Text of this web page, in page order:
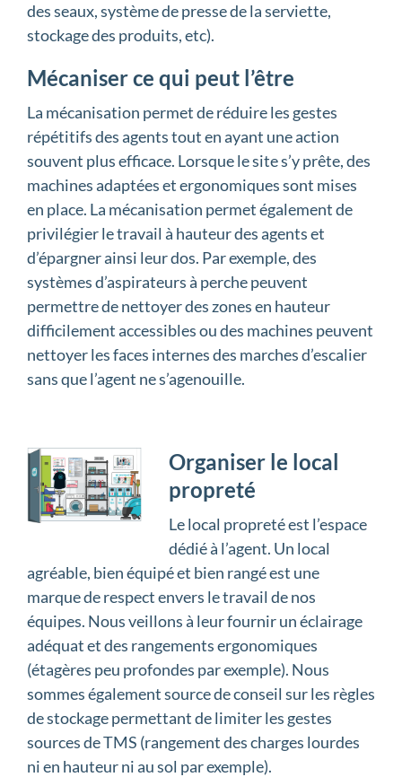
des seaux, système de presse de la serviette,
stockage des produits, etc).
Mécaniser ce qui peut l’être
La mécanisation permet de réduire les gestes
répétitifs des agents tout en ayant une action
souvent plus efficace. Lorsque le site s’y prête, des
machines adaptées et ergonomiques sont mises
en place. La mécanisation permet également de
privilégier le travail à hauteur des agents et
d’épargner ainsi leur dos. Par exemple, des
systèmes d’aspirateurs à perche peuvent
permettre de nettoyer des zones en hauteur
difficilement accessibles ou des machines peuvent
nettoyer les faces internes des marches d’escalier
sans que l’agent ne s’agenouille.
Organiser le local
propreté
Le local propreté est l’espace
dédié à l’agent. Un local
agréable, bien équipé et bien rangé est une
marque de respect envers le travail de nos
équipes. Nous veillons à leur fournir un éclairage
adéquat et des rangements ergonomiques
(étagères peu profondes par exemple). Nous
sommes également source de conseil sur les règles
de stockage permettant de limiter les gestes
sources de TMS (rangement des charges lourdes
ni en hauteur ni au sol par exemple).